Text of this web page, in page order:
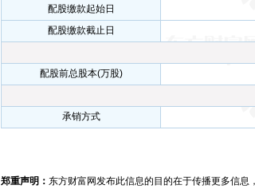
配股缴款起始日
配股缴款截止日
配股前总股本(万股)
承销方式
郑重声明： 东方财富网发布此信息的目的在于传播更多信